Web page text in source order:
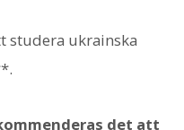
studera ukrainska
det att